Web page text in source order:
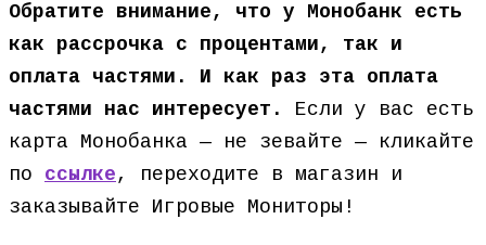
Обратите внимание, что у Монобанк есть
как рассрочка с процентами, так и
оплата частями. И как раз эта оплата
частями нас интересует.
Если у вас есть
карта Монобанка — не зевайте — кликайте
по ссылке, переходите в магазин и
заказывайте Игровые Мониторы!